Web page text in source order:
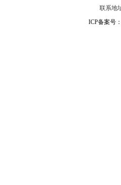
联系地
ICP备案号